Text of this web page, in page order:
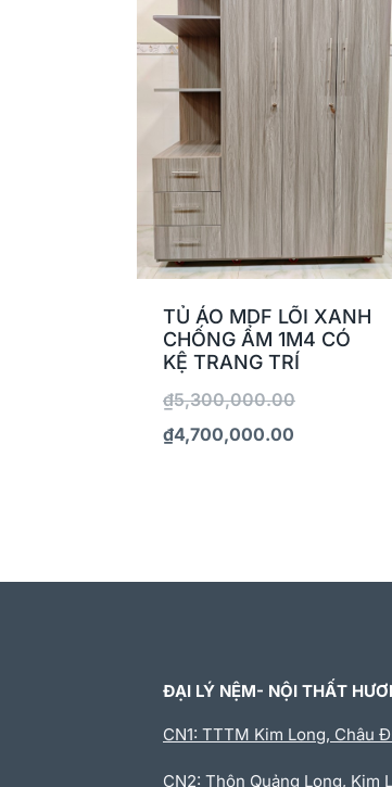
TỦ ÁO MDF LÕI XANH
CHỐNG ẨM 1M4 CÓ
KỆ TRANG TRÍ
₫5,300,000.00
₫4,700,000.00
ĐẠI LÝ NỆM- NỘI THẤT
CN1: TTTM Kim Long, Châu
CN2: Thôn Quảng Long, Kim